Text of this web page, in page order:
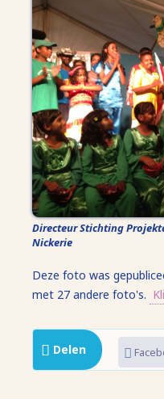
Directeur Stichting
Nickerie
Deze foto was
met 27 andere foto's.
Delen